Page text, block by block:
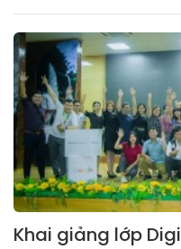
Khai giảng lớp